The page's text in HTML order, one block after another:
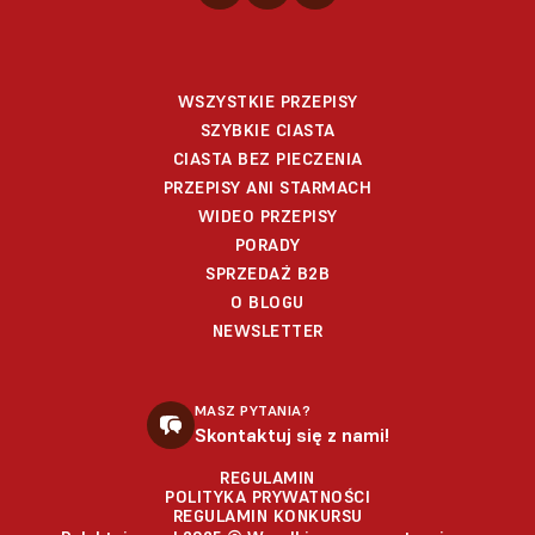
WSZYSTKIE PRZEPISY
SZYBKIE CIASTA
CIASTA BEZ PIECZENIA
PRZEPISY ANI STARMACH
WIDEO PRZEPISY
PORADY
SPRZEDAŻ B2B
O BLOGU
NEWSLETTER
MASZ PYTANIA?
Skontaktuj się z nami!
REGULAMIN
POLITYKA PRYWATNOŚCI
REGULAMIN KONKURSU